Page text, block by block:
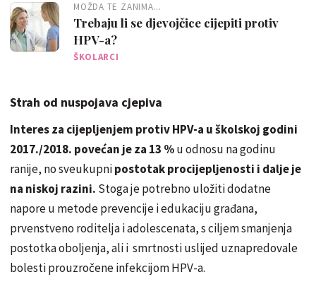
MOŽDA TE ZANIMA...
Trebaju li se djevojčice cijepiti protiv
HPV-a?
ŠKOLARCI
Strah od nuspojava cjepiva
Interes za cijepljenjem protiv HPV-a u školskoj godini
2017./2018. povećan je za 13 %u odnosu na godinu
ranije, no sveukupnipostotak procijepljenosti i dalje je
na niskoj razini. Stoga je potrebno uložiti dodatne
napore u metode prevencije i edukaciju građana,
prvenstveno roditelja i adolescenata, s ciljem smanjenja
postotka oboljenja, ali i smrtnosti uslijed uznapredovale
bolesti prouzročene infekcijom HPV-a.